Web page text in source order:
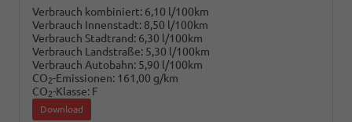
Verbrauch kombiniert: 6,10 l/100km
Verbrauch Innenstadt: 8,50 l/100km
Verbrauch Stadtrand: 6,30 l/100km
Verbrauch Landstraße: 5,30 l/100km
Verbrauch Autobahn: 5,90 l/100km
CO2-Emissionen: 161,00 g/km
CO2-Klasse: F
Download